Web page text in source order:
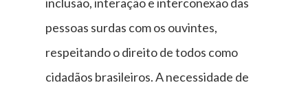
pessoas surdas com os ouvintes,
respeitando o direito de todos como
cidadãos brasileiros. A necessidade de